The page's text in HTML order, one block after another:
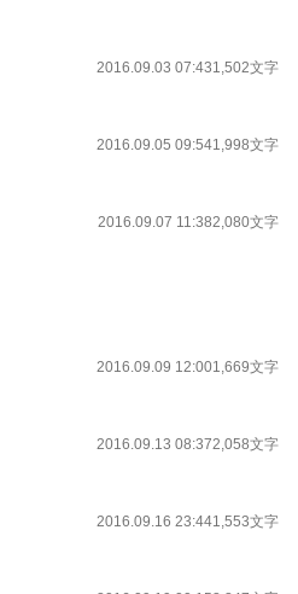
2016.09.03 07:431,502文字
2016.09.05 09:541,998文字
2016.09.07 11:382,080文字
2016.09.09 12:001,669文字
2016.09.13 08:372,058文字
2016.09.16 23:441,553文字